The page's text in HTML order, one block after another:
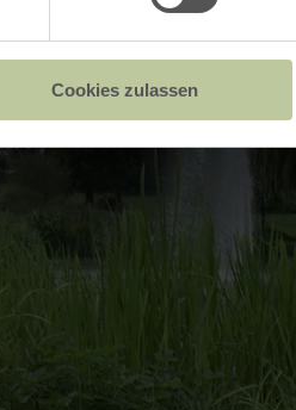
Cookies zulassen